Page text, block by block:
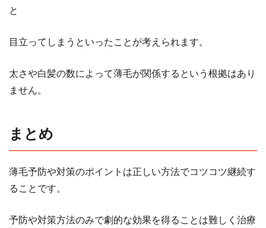
と
目立ってしまうといったことが考えられます。
太さや白髪の数によって薄毛が関係するという根拠はあり
ません。
まとめ
薄毛予防や対策のポイントは正しい方法でコツコツ継続す
ることです。
予防や対策方法のみで劇的な効果を得ることは難しく治療